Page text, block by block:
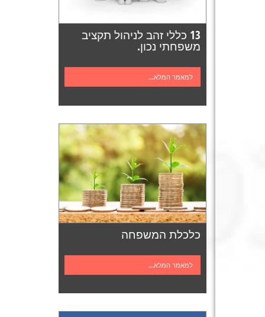
13 כללי זהב לניהול תקציב
משפחתי נכון.
למאמר המלא...
כלכלת המשפחה
למאמר המלא...